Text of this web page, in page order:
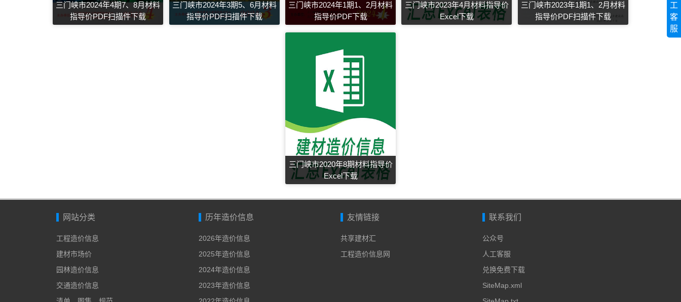
三门峡市2024年4期7、8月材料
指导价PDF扫描件下载
三门峡市2024年3期5、6月材料
指导价PDF扫描件下载
三门峡市2024年1期1、2月材料
指导价PDF下载
三门峡市2023年4月材料指导价
Excel下载
三门峡市2023年1期1、2月材料
指导价PDF扫描件下载
三门峡市2020年8期材料指导价
Excel下载
网站分类
工程造价信息
建材市场价
园林造价信息
交通造价信息
历年造价信息
2026年造价信息
2025年造价信息
2024年造价信息
2023年造价信息
友情链接
共享建材汇
工程造价信息网
联系我们
公众号
人工客服
兑换免费下载
SiteMap.xml
工
客
服